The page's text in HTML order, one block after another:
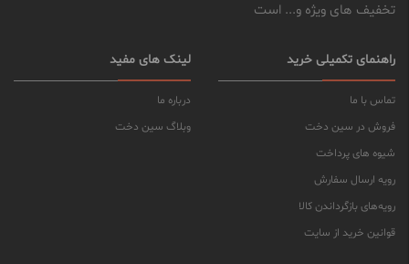
تخفیف های ویژه و... است
راهنمای تکمیلی خرید
تماس با ما
فروش در سین دخت
شیوه های پرداخت
رویه ارسال سفارش
رویه‌های بازگرداندن کالا
قوانین خرید از سایت
لینک های مفید
درباره ما
وبلاگ سین دخت